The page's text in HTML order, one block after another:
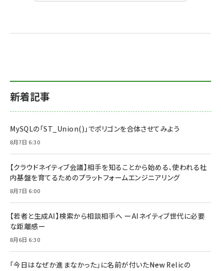
新着記事
MySQLの「ST_Union()」でポリゴンを合体させてみよう
8月7日 6:30
【クラウドネイティブ会議】相手を知ることから始める、使われる社
内基盤を育てるためのプラットフォームエンジニアリング
8月7日 6:00
【若者と生成AI】検索から相談相手へ ーAIネイティブ世代に必要
な距離感ー
8月6日 6:30
「今日はなぜか進まなかった」に名前が付いた――New Relicの